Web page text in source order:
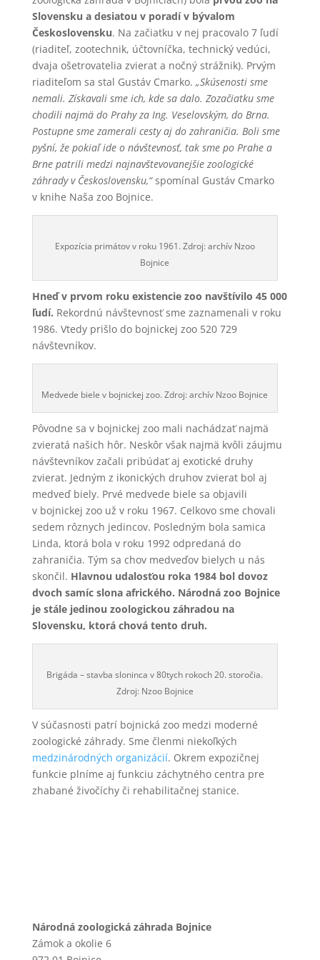
Slovensku a desiatou v poradí v bývalom
Československu. Na začiatku v nej pracovalo 7 ľudí
(riaditeľ, zootechnik, účtovníčka, technický vedúci,
dvaja ošetrovatelia zvierat a nočný strážnik). Prvým
riaditeľom sa stal Gustáv Cmarko. „Skúsenosti sme
nemali. Získavali sme ich, kde sa dalo. Zozačiatku sme
chodili najmä do Prahy za Ing. Veselovským, do Brna.
Postupne sme zamerali cesty aj do zahraničia. Boli sme
pyšní, že pokiaľ ide o návštevnosť, tak sme po Prahe a
Brne patrili medzi najnavštevovanejšie zoologické
záhrady v Československu,“spomínal Gustáv Cmarko
v knihe Naša zoo Bojnice.
Expozícia primátov v roku 1961. Zdroj: archív Nzoo
Bojnice
Hneď v prvom roku existencie zoo navštívilo 45 000
ľudí. Rekordnú návštevnosť sme zaznamenali v roku
1986. Vtedy prišlo do bojnickej zoo 520 729
návštevníkov.
Medvede biele v bojnickej zoo. Zdroj: archív Nzoo Bojnice
Pôvodne sa v bojnickej zoo mali nachádzať najmä
zvieratá našich hôr. Neskôr však najmä kvôli záujmu
návštevníkov začali pribúdať aj exotické druhy
zvierat. Jedným z ikonických druhov zvierat bol aj
medveď biely. Prvé medvede biele sa objavili
v bojnickej zoo už v roku 1967. Celkovo sme chovali
sedem rôznych jedincov. Posledným bola samica
Linda, ktorá bola v roku 1992 odpredaná do
zahraničia. Tým sa chov medveďov bielych u nás
skončil. Hlavnou udalosťou roka 1984 bol dovoz
dvoch samíc slona afrického. Národná zoo Bojnice
je stále jedinou zoologickou záhradou na
Slovensku, ktorá chová tento druh.
Brigáda – stavba sloninca v 80tych rokoch 20. storočia.
Zdroj: Nzoo Bojnice
V súčasnosti patrí bojnická zoo medzi moderné
zoologické záhrady. Sme členmi niekoľkých
medzinárodných organizácií. Okrem expozičnej
funkcie plníme aj funkciu záchytného centra pre
zhabané živočíchy či rehabilitačnej stanice.
Národná zoologická záhrada Bojnice
Zámok a okolie 6